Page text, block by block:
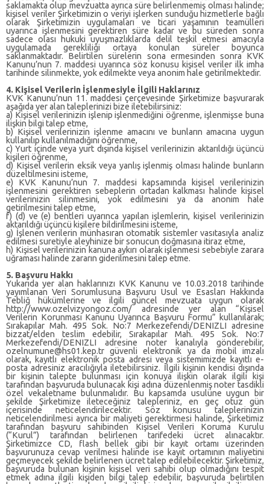
saklamakta olup mevzuatta ayrıca süre belirlenmemiş olması halinde;
kişisel veriler Şirketimizin o veriyi işlerken sunduğu hizmetlerle bağlı
olarak Şirketimizin uygulamaları ve ticari yaşamının teamülleri
uyarınca işlenmesini gerektiren süre kadar ve bu süreden sonra
sadece olası hukuki uyuşmazlıklarda delil teşkil etmesi amacıyla
uygulamada gerekliliği ortaya konulan süreler boyunca
saklanmaktadır. Belirtilen sürelerin sona ermesinden sonra KVK
Kanunu’nun 7. maddesi uyarınca söz konusu kişisel veriler ilk imha
tarihinde silinmekte, yok edilmekte veya anonim hale getirilmektedir.
4. Kişisel Verilerin İşlenmesiyle İlgili Haklarınız
aşağıda yer alan taleplerinizi bize iletebilirsiniz:
a) Kişisel verilerinizin işlenip işlenmediğini öğrenme, işlenmişse buna
ilişkin bilgi talep etme,
b) Kişisel verilerinizin işlenme amacını ve bunların amacına uygun
kullanılıp kullanılmadığını öğrenme,
c) Yurt içinde veya yurt dışında kişisel verilerinizin aktarıldığı üçüncü
kişileri öğrenme,
d) Kişisel verilerin eksik veya yanlış işlenmiş olması halinde bunların
düzeltilmesini isteme,
e) KVK Kanunu’nun 7. maddesi kapsamında kişisel verilerinizin
işlenmesini gerektiren sebeplerin ortadan kalkması halinde kişisel
verilerinizin silinmesini, yok edilmesini ya da anonim hale
getirilmesini talep etme,
f) (d) ve (e) bentleri uyarınca yapılan işlemlerin, kişisel verilerinizin
aktarıldığı üçüncü kişilere bildirilmesini isteme,
g) İşlenen verilerin münhasıran otomatik sistemler vasıtasıyla analiz
edilmesi suretiyle aleyhinize bir sonucun doğmasına itiraz etme,
h) Kişisel verilerinizin kanuna aykırı olarak işlenmesi sebebiyle zarara
uğraması halinde zararın giderilmesini talep etme.
5. Başvuru Hakkı
yayımlanan Veri Sorumlusuna Başvuru Usul ve Esasları Hakkında
Tebliğ hükümlerine ve ilgili güncel mevzuata uygun olarak
http://www.ozelvizyongoz.com/ adresinde yer alan “Kişisel
Verilerin Korunması Kanunu Uyarınca Başvuru Formu” kullanılarak;
Sırakapılar Mah. 495 Sok. No:7 Merkezefendi/DENIZLI adresine
bizzat/elden teslim edebilir, Sırakapılar Mah. 495 Sok. No:7
Merkezefendi/DENIZLI adresine noter kanalıyla gönderebilir,
ozelnumune@hs01.kep.tr güvenli elektronik ya da mobil imzalı
olarak, kayıtlı elektronik posta adresi veya sistemimizde kayıtlı e-
posta adresiniz aracılığıyla iletebilirsiniz. İlgili kişinin kendisi dışında
bir kişinin talepte bulunması için konuya ilişkin olarak ilgili kişi
tarafından başvuruda bulunacak kişi adına düzenlenmiş noter tasdikli
özel vekaletname bulunmalıdır. Bu kapsamda usulüne uygun bir
şekilde Şirketimize ileteceğiniz talepleriniz, en geç otuz gün
içerisinde neticelendirilecektir. Söz konusu taleplerinizin
neticelendirilmesi ayrıca bir maliyeti gerektirmesi halinde, Şirketimiz
tarafından başvuru sahibinden Kişisel Verileri Koruma Kurulu
(“Kurul”) tarafından belirlenen tarifedeki ücret alınacaktır.
Şirketimizce CD, flash bellek gibi bir kayıt ortamı üzerinden
başvurunuza cevap verilmesi halinde ise kayıt ortamının maliyetini
geçmeyecek şekilde belirlenen ücret talep edilebilecektir. Şirketimiz,
başvuruda bulunan kişinin kişisel veri sahibi olup olmadığını tespit
etmek adına ilgili kişiden bilgi talep edebilir, başvuruda belirtilen